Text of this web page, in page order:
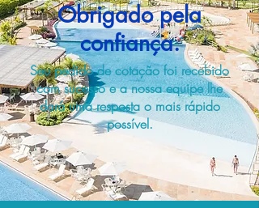
Obrigado pela
confiança.
Seu pedido de cotação foi recebido
com sucesso e a nossa equipe lhe
dará uma resposta o mais rápido
possível.